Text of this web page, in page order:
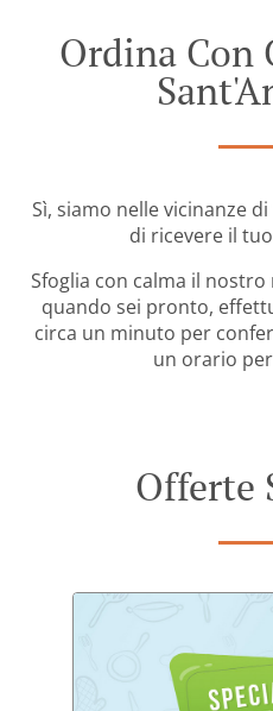
Ordina Con
Sì, siamo nelle vicinanze
di ricevere il
Sfoglia con calma il
quando sei pronto,
circa un minuto per
un orario
Offerte